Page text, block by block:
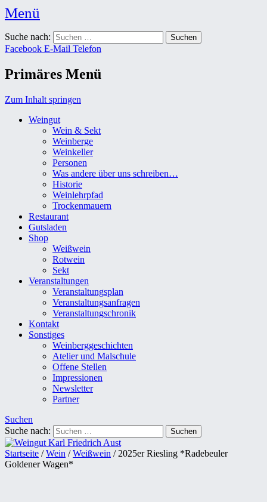
Menü
Weingut Karl Friedrich Aust
Das Weingut im Herzen der Radebeuler Oberlößnitz
Suche nach:
Facebook E-Mail Telefon
Primäres Menü
Zum Inhalt springen
Weingut
Wein & Sekt
Weinberge
Weinkeller
Personen
Was andere über uns schreiben…
Historie
Weinlehrpfad
Trockenmauern
Restaurant
Gutsladen
Shop
Weißwein
Rotwein
Sekt
Veranstaltungen
Veranstaltungsplan
Veranstaltungsanfragen
Veranstaltungschronik
Kontakt
Sonstiges
Weinberggeschichten
Atelier und Malschule
Offene Stellen
Impressionen
Newsletter
Partner
Suchen
Suche nach:
Startseite /Wein /Weißwein / 2025er Riesling *Radebeuler
Goldener Wagen*